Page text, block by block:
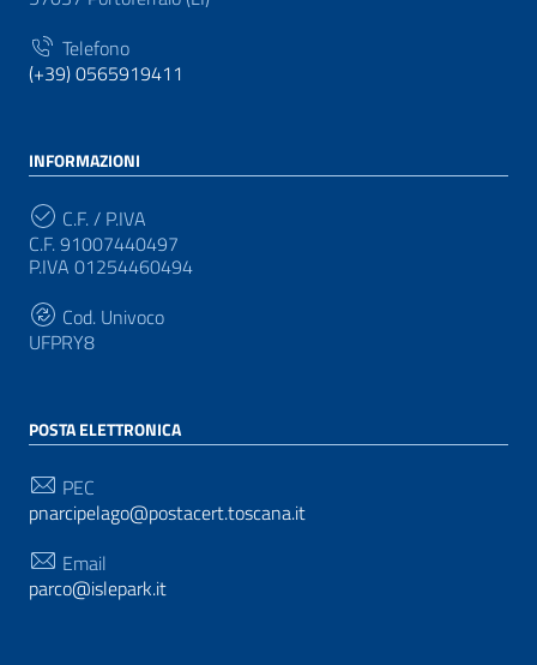
Telefono
(+39) 0565919411
INFORMAZIONI
C.F. / P.IVA
C.F. 91007440497
P.IVA 01254460494
Cod. Univoco
UFPRY8
POSTA ELETTRONICA
PEC
pnarcipelago@postacert.toscana.it
Email
parco@islepark.it